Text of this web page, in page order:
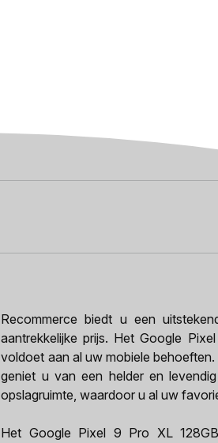
Recommerce biedt u een
aantrekkelijke prijs. Het Google
voldoet aan al uw mobiele
geniet u van een helder en
opslagruimte, waardoor u al uw
Het Google Pixel 9 Pro XL